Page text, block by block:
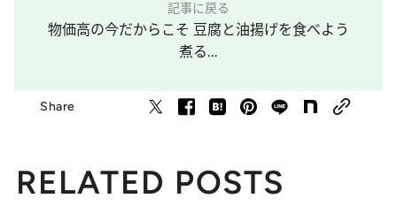
記事に戻る
物価高の今だからこそ 豆腐と油揚げを食べよう
煮る...
Share
RELATED POSTS